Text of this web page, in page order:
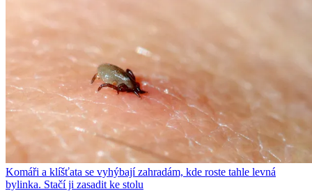
Komáři a klíšťata se vyhýbají zahradám, kde roste tahle levná
bylinka. Stačí ji zasadit ke stolu